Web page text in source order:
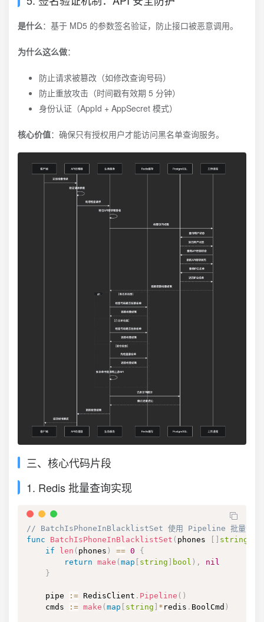
是什么：基于 MD5 的参数签名验证，防止接口被恶意调用。
为什么这么做：
防止请求被篡改（如修改查询号码）
防止重放攻击（时间戳有效期 5 分钟）
身份认证（AppId + AppSecret 模式）
核心价值：确保只有授权用户才能访问黑名单查询服务。
三、核心代码片段
1. Redis 批量查询实现
// BatchIsPhoneInBlacklistSet 使用 Pipeline 批量查询号
func
BatchIsPhoneInBlacklistSet ( phones string
if
len ( phones ) == 0
{
return make ( map string bool ) ,
nil
}
    pipe
:= RedisClient . Pipeline ( )
    cmds
:= make ( map string * redis . BoolCmd )